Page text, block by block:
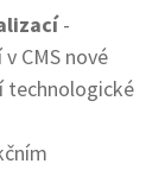
-
CMS nové
technologické